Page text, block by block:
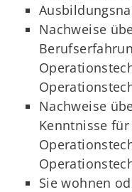
Nachweise
Nachweise
Kenntnisse
Sie wohnen